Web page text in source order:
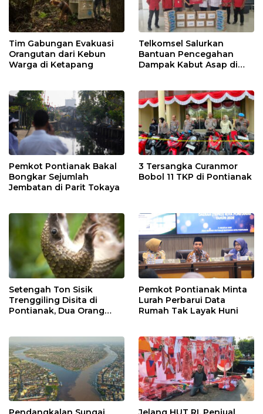
Tim Gabungan Evakuasi
Orangutan dari Kebun
Warga di Ketapang
Telkomsel Salurkan
Bantuan Pencegahan
Dampak Kabut Asap di
Pemkot Pontianak Bakal
Bongkar Sejumlah
Jembatan di Parit Tokaya
3 Tersangka Curanmor
Bobol 11 TKP di Pontianak
Setengah Ton Sisik
Trenggiling Disita di
Pontianak, Dua Orang
Pemkot Pontianak Minta
Lurah Perbarui Data
Rumah Tak Layak Huni